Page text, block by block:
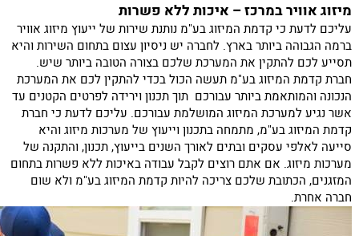
מיזוג אוויר במרכז – איכות ללא פשרות
עליכם לדעת כי קדמת המיזוג בע"מ נותנת שירות של ייעוץ מיזוג אוויר
ברמה הגבוהה ביותר בארץ. לחברה יש ניסיון עצום בתחום השירות והיא
תסייע לכם להתקין את המערכת שלכם בצורה הטובה ביותר שיש.
חברת קדמת המיזוג בע"מ תעשה הכול בכדי להתקין לכם את המערכת
הנכונה והמותאמת ביותר עבורכם תוך תכנון וירידה לפרטים הקטנים עד
אשר נגיע למערכת המיזוג המושלמת עבורכם. עליכם לדעת כי חברת
קדמת המיזוג בע"מ, מתמחה בתכנון וייעוץ של מערכות מיזוג והיא
סייעה לאלפי עסקים ובתים לאורך השנים בייעוץ, תכנון, והתקנה של
מערכות מיזוג. אם אתם רוצים לקבל עבודה באיכות ללא פשרות בתחום
המזגנים, הכתובת שלכם צריכה להיות קדמת המיזוג בע"מ ולא שום
חברה אחרת.